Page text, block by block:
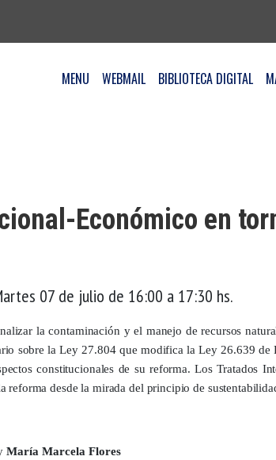
MENU WEBMAIL BIBLIOTECA DIGITAL
Económico en
07 de julio de 16:00 a 17:30 hs.
la contaminación y el manejo de recursos
sobre la Ley 27.804 que modifica la Ley 26.639 de
constitucionales de su reforma. Los Tratados
desde la mirada del principio de
María Marcela Flores